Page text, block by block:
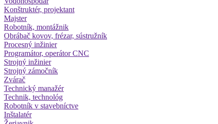
Konštruktér, projektant
Majster
Robotník, montážnik
Obrábač kovov, frézar, sústružník
Procesný inžinier
Programátor, operátor CNC
Strojný inžinier
Strojný zámočník
Zvárač
Technický manažér
Technik, technológ
Robotník v stavebníctve
Inštalatér